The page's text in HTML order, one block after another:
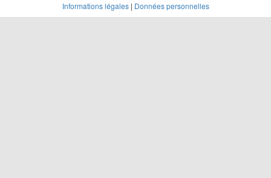
Informations légales| Données personnelles